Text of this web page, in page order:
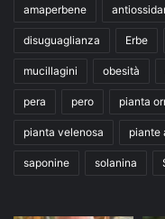
amaperbene
disuguaglianza Erbe
mucillagini obesità
pera pero pianta
pianta velenosa piante
saponine solanina